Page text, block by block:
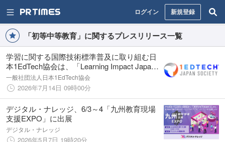
ログイン 新規登録
「初等中等教育」に関するプレスリリース一覧
学習に関する国際技術標準普及に取り組む日
本1EdTech協会は、「Learning Impact Japan
2026」を開催します。（7月27日～7月31日）
一般社団法人日本1EdTech協会
2026年7月14日 09時00分
デジタル・ナレッジ、6/3～4「九州教育現場
支援EXPO」に出展
デジタル・ナレッジ
2026年5月7日 19時20分